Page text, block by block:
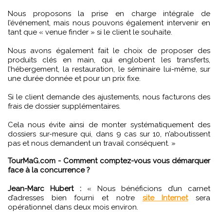
Nous proposons la prise en charge intégrale de
l’événement, mais nous pouvons également intervenir en
tant que « venue finder » si le client le souhaite.
Nous avons également fait le choix de proposer des
produits clés en main, qui englobent les transferts,
l’hébergement, la restauration, le séminaire lui-même, sur
une durée donnée et pour un prix fixe.
Si le client demande des ajustements, nous facturons des
frais de dossier supplémentaires.
Cela nous évite ainsi de monter systématiquement des
dossiers sur-mesure qui, dans 9 cas sur 10, n’aboutissent
pas et nous demandent un travail conséquent. »
TourMaG.com - Comment comptez-vous vous démarquer
face à la concurrence ?
Jean-Marc Hubert :« Nous bénéficions d’un carnet
d’adresses bien fourni et notre site Internetsera
opérationnel dans deux mois environ.